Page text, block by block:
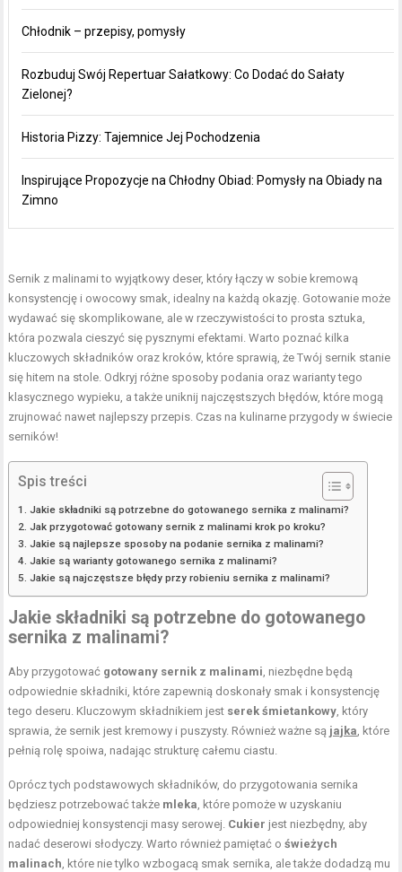
Chłodnik – przepisy, pomysły
Rozbuduj Swój Repertuar Sałatkowy: Co Dodać do Sałaty
Zielonej?
Historia Pizzy: Tajemnice Jej Pochodzenia
Inspirujące Propozycje na Chłodny Obiad: Pomysły na Obiady na
Zimno
Sernik z malinami to wyjątkowy deser, który łączy w sobie kremową
konsystencję i owocowy smak, idealny na każdą okazję. Gotowanie może
wydawać się skomplikowane, ale w rzeczywistości to prosta sztuka,
która pozwala cieszyć się pysznymi efektami. Warto poznać kilka
kluczowych składników oraz kroków, które sprawią, że Twój sernik stanie
się hitem na stole. Odkryj różne sposoby podania oraz warianty tego
klasycznego wypieku, a także uniknij najczęstszych błędów, które mogą
zrujnować nawet najlepszy przepis. Czas na kulinarne przygody w świecie
serników!
Spis treści
Jakie składniki są potrzebne do gotowanego sernika z malinami?
Jak przygotować gotowany sernik z malinami krok po kroku?
Jakie są najlepsze sposoby na podanie sernika z malinami?
Jakie są warianty gotowanego sernika z malinami?
Jakie są najczęstsze błędy przy robieniu sernika z malinami?
Jakie składniki są potrzebne do gotowanego
sernika z malinami?
Aby przygotować gotowany sernik z malinami , niezbędne będą
odpowiednie składniki, które zapewnią doskonały smak i konsystencję
tego deseru. Kluczowym składnikiem jest serek śmietankowy , który
sprawia, że sernik jest kremowy i puszysty. Również ważne są jajka , które
pełnią rolę spoiwa, nadając strukturę całemu ciastu.
Oprócz tych podstawowych składników, do przygotowania sernika
będziesz potrzebować także mleka , które pomoże w uzyskaniu
odpowiedniej konsystencji masy serowej. Cukier jest niezbędny, aby
nadać deserowi słodyczy. Warto również pamiętać oświeżych
malinach , które nie tylko wzbogacą smak sernika, ale także dodadzą mu